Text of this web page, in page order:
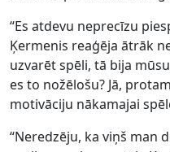
“Es atdevu neprecīzu
Ķermenis reaģēja ātrāk
uzvarēt spēli, tā bija
es to nožēlošu? Jā,
motivāciju nākamajai
“Neredzēju, ka viņš man